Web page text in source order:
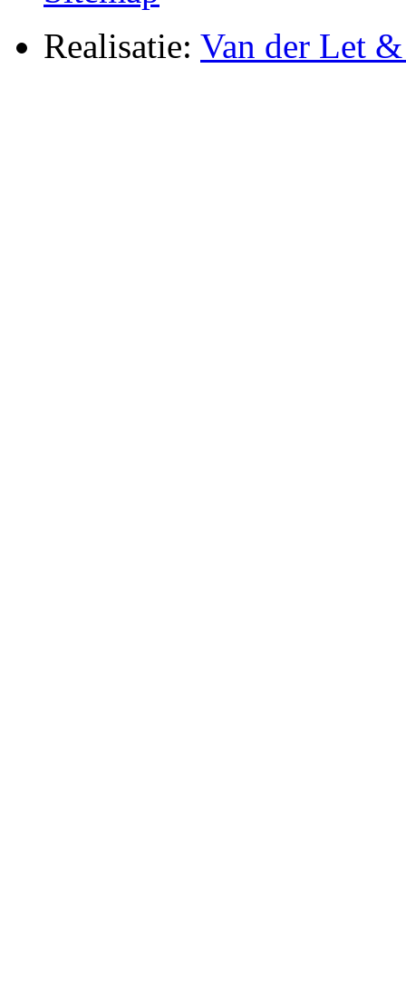
Realisatie: Van der Let